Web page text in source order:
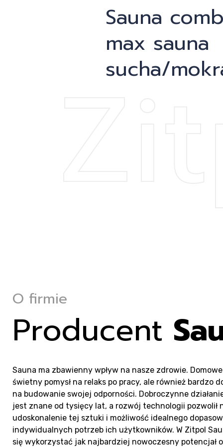
Sauna
max sauna
sucha/
O firmie
Producent
Sauna ma zbawienny wpływ na nasze zdrowie.
świetny pomysł na relaks po pracy, ale również bardzo
na budowanie swojej odporności. Dobroczynne
jest znane od tysięcy lat, a rozwój technologii pozwolił
udoskonalenie tej sztuki i możliwość idealnego
indywidualnych potrzeb ich użytkowników. W Zitpol
się wykorzystać jak najbardziej nowoczesny potencjał